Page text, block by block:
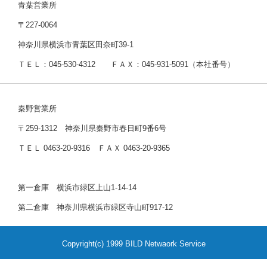
青葉営業所
〒227-0064
神奈川県横浜市青葉区田奈町39-1
ＴＥＬ：045-530-4312 ＦＡＸ：045-931-5091（本社番号）
秦野営業所
〒259-1312 神奈川県秦野市春日町9番6号
ＴＥＬ 0463-20-9316 ＦＡＸ 0463-20-9365
第一倉庫 横浜市緑区上山1-14-14
第二倉庫 神奈川県横浜市緑区寺山町917-12
Copyright(c) 1999 BILD Netwaork Service